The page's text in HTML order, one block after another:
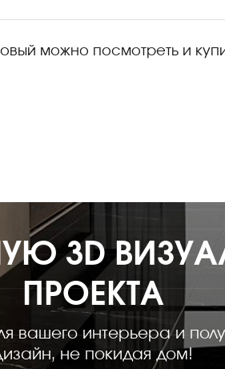
можно посмотреть и
3D
ПРОЕКТА
вашего интерьера и
не покидая дом!